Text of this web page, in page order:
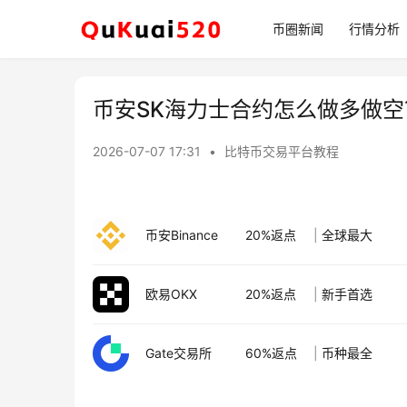
币圈新闻 行情分析
币安SK海力士合约怎么做多做空
2026-07-07 17:31 • 比特币交易平台教程
币安Binance 20%返点 全球最大
欧易OKX 20%返点 新手首选
Gate交易所 60%返点 币种最全